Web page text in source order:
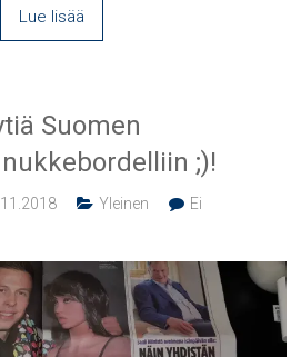
Lue lisää
Suomen
;)!
Yleinen
Ei